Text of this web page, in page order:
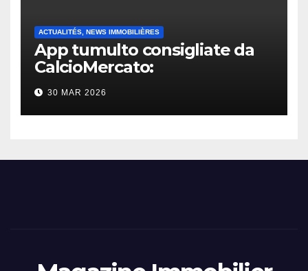
ACTUALITÉS, NEWS IMMOBILIÈRES
App tumulto consigliate da
CalcioMercato:
considerazione di gennaio
2026
30 MAR 2026